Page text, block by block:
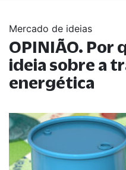
Mercado de ideias
OPINIÃO. Por
ideia sobre a
energética